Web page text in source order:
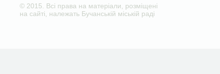
© 2015. Всі права на матеріали, розміщені
на сайті, належать Бучанській міській раді